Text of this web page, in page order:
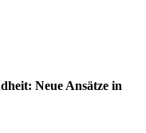
Neue Ansätze in